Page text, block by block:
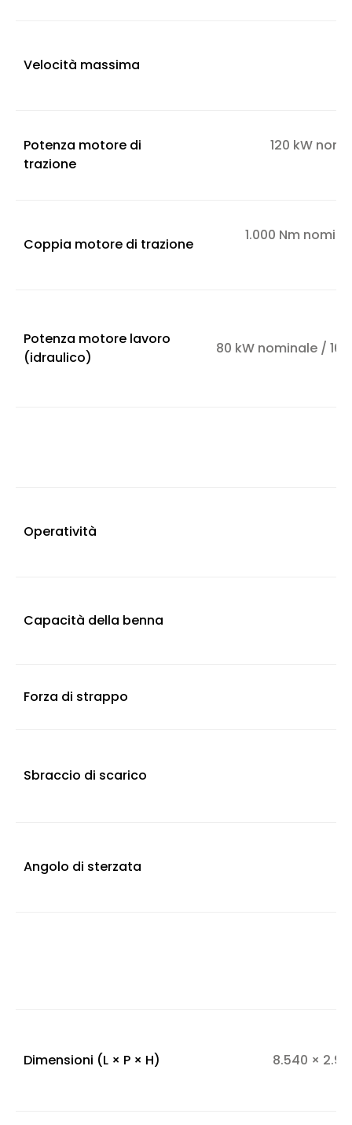
Velocità massima
Potenza motore di
trazione
120 kW
Coppia motore di trazione
1.000 Nm
Potenza motore lavoro
(idraulico)
80 kW nominale /
Operatività
Capacità della benna
Forza di strappo
Sbraccio di scarico
Angolo di sterzata
Dimensioni (L × P × H) 8.540 ×